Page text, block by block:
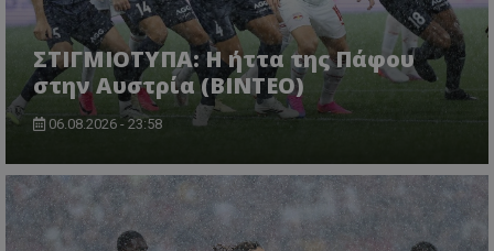
ΣΤΙΓΜΙΟΤΥΠΑ: Η ήττα της Πάφου
στην Αυστρία (ΒΙΝΤΕΟ)
06.08.2026 - 23:58